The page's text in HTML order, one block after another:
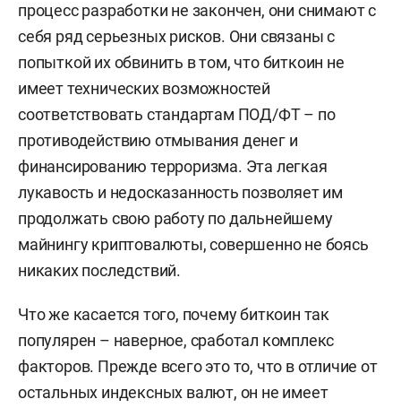
процесс разработки не закончен, они снимают с
себя ряд серьезных рисков. Они связаны с
попыткой их обвинить в том, что биткоин не
имеет технических возможностей
соответствовать стандартам ПОД/ФТ – по
противодействию отмывания денег и
финансированию терроризма. Эта легкая
лукавость и недосказанность позволяет им
продолжать свою работу по дальнейшему
майнингу криптовалюты, совершенно не боясь
никаких последствий.
Что же касается того, почему биткоин так
популярен – наверное, сработал комплекс
факторов. Прежде всего это то, что в отличие от
остальных индексных валют, он не имеет